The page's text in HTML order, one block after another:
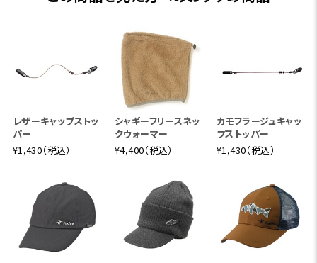
レザーキャップストッ
パー
¥1,430（税込）
シャギーフリースネッ
クウォーマー
¥4,400（税込）
カモフラージュキャッ
プストッパー
¥1,430（税込）